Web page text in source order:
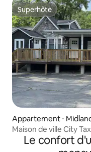
Superhôte
Superhôte
Appartement ⋅
Maison de ville City
Le confort